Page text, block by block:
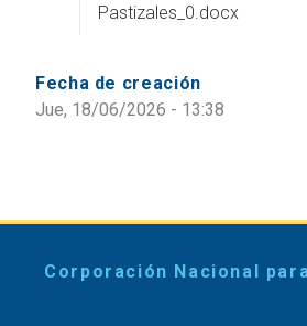
Pastizales_0.docx
Fecha de creación
Jue, 18/06/2026 - 13:38
Corporación Nacional